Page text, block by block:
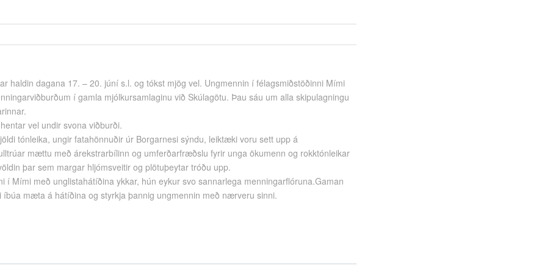
haldin dagana 17. – 20. júní s.l. og tókst mjög vel. Ungmennin í félagsmiðstöðinni Mími
í gamla mjólkursamlaginu við Skúlagötu. Þau sáu um alla skipulagningu
vel undir svona viðburði.
tónleika, ungir fatahönnuðir úr Borgarnesi sýndu, leiktæki voru sett upp á
mættu með árekstrarbílinn og umferðarfræðslu fyrir unga ökumenn og rokktónleikar
þar sem margar hljómsveitir og plötuþeytar tróðu upp.
í Mími með unglistahátíðina ykkar, hún eykur svo sannarlega menningarflóruna.Gaman
íbúa mæta á hátíðina og styrkja þannig ungmennin með nærveru sinni.